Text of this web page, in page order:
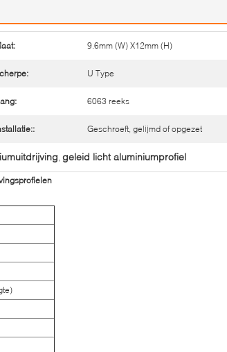
9.6mm (W) X12mm (H)
U Type
6063 reeks
Geschroeft, gelijmd of opgezet
, geleid licht aluminiumprofiel